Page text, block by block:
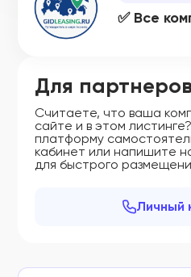
✅ Все
Для
Считаете, что ваша
сайте и в этом
платформу
кабинет или напишите
для быстрого
Личный